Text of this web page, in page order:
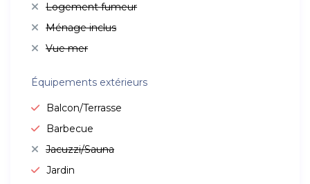
Logement fumeur
Ménage inclus
Vue mer
Équipements extérieurs
Balcon/Terrasse
Barbecue
Jacuzzi/Sauna
Jardin